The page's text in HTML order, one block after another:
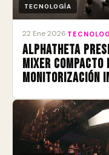
TECNOLOGÍA
22 Ene 2026
AlphaTheta
mixer compacto
monitorización